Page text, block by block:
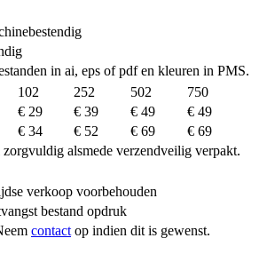
in ai, eps of pdf en kleuren in PMS.
102 252 502
750
€ 29 € 39 € 49
€ 49
€ 34 € 52 € 69
€ 69
alsmede verzendveilig verpakt.
verkoop voorbehouden
bestand opdruk
contact op indien dit is gewenst.